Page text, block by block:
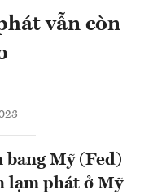
vẫn còn
Mỹ (Fed)
lạm phát ở Mỹ